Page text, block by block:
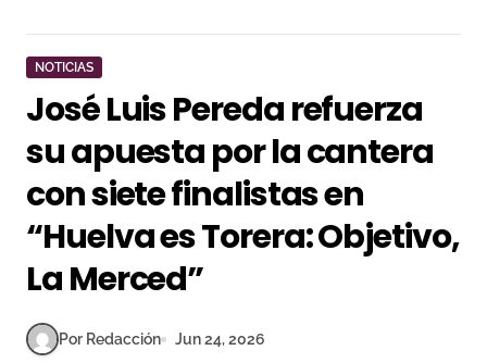
NOTICIAS
José Luis Pereda refuerza
su apuesta por la cantera
con siete finalistas en
“Huelva es Torera: Objetivo,
La Merced”
Por Redacción Jun 24, 2026